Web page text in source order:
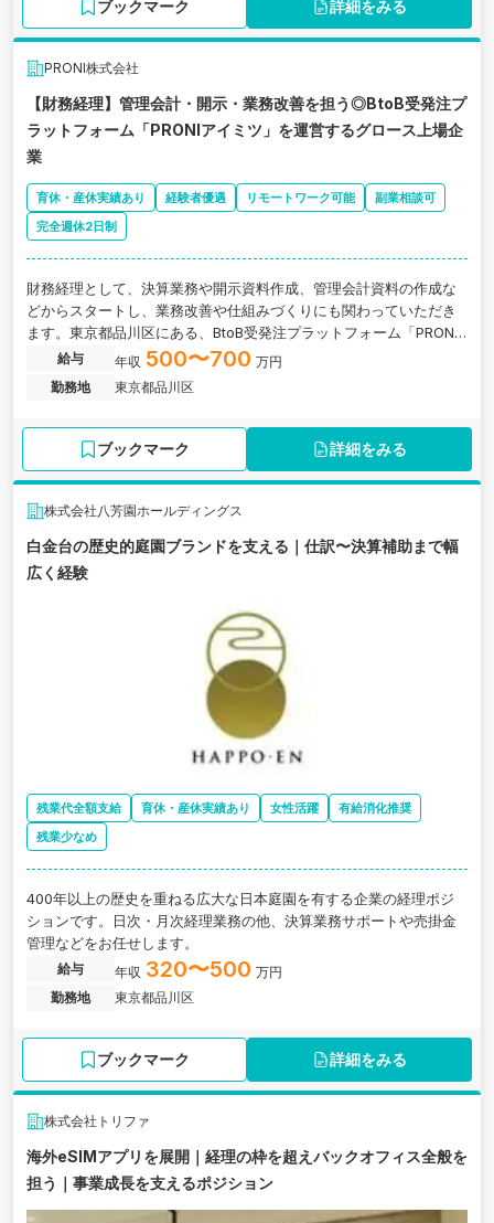
ブックマーク 詳細をみる
PRONI株式会社
【財務経理】管理会計・開示・業務改善を担う◎BtoB受発注プ
ラットフォーム「PRONIアイミツ」を運営するグロース上場企
業
育休・産休実績あり 経験者優遇 リモートワーク可能
副業相談可
完全週休2日制
財務経理として、決算業務や開示資料作成、管理会計資料の作成な
どからスタートし、業務改善や仕組みづくりにも関わっていただき
ます。東京都品川区にある、BtoB受発注プラットフォーム「PRONI
アイミツ」を運営するグロース上場企業の求人です。
給与 年収 500〜700 万円
勤務地
東京都品川区
ブックマーク 詳細をみる
株式会社八芳園ホールディングス
白金台の歴史的庭園ブランドを支える｜仕訳〜決算補助まで幅
広く経験
残業代全額支給 育休・産休実績あり 女性活躍
有給消化推奨
残業少なめ
400年以上の歴史を重ねる広大な日本庭園を有する企業の経理ポジ
ションです。日次・月次経理業務の他、決算業務サポートや売掛金
管理などをお任せします。
給与 年収 320〜500 万円
勤務地
東京都品川区
ブックマーク 詳細をみる
株式会社トリファ
海外eSIMアプリを展開｜経理の枠を超えバックオフィス全般を
担う｜事業成長を支えるポジション